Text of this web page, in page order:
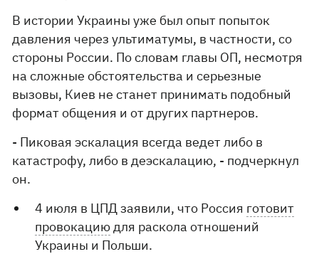
В истории Украины уже был опыт попыток
давления через ультиматумы, в частности, со
стороны России. По словам главы ОП, несмотря
на сложные обстоятельства и серьезные
вызовы, Киев не станет принимать подобный
формат общения и от других партнеров.
- Пиковая эскалация всегда ведет либо в
катастрофу, либо в деэскалацию, - подчеркнул
он.
4 июля в ЦПД заявили, что Россия готовит
провокациюдля раскола отношений
Украины и Польши.